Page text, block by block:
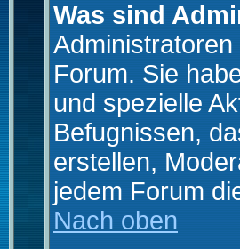
Was sind
Forum. Sie
und spezielle
Befugnissen,
erstellen,
jedem Forum
Nach oben